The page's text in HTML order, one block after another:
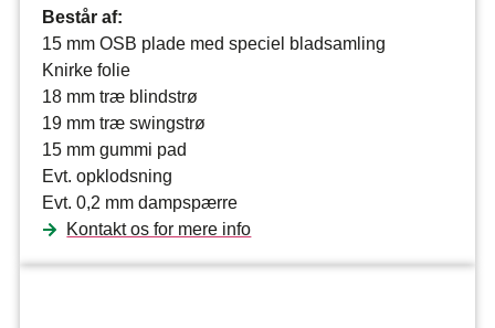
Består af:
15 mm OSB plade med speciel bladsamling
Knirke folie
18 mm træ blindstrø
19 mm træ swingstrø
15 mm gummi pad
Evt. opklodsning
Evt. 0,2 mm dampspærre
Kontakt os for mere info